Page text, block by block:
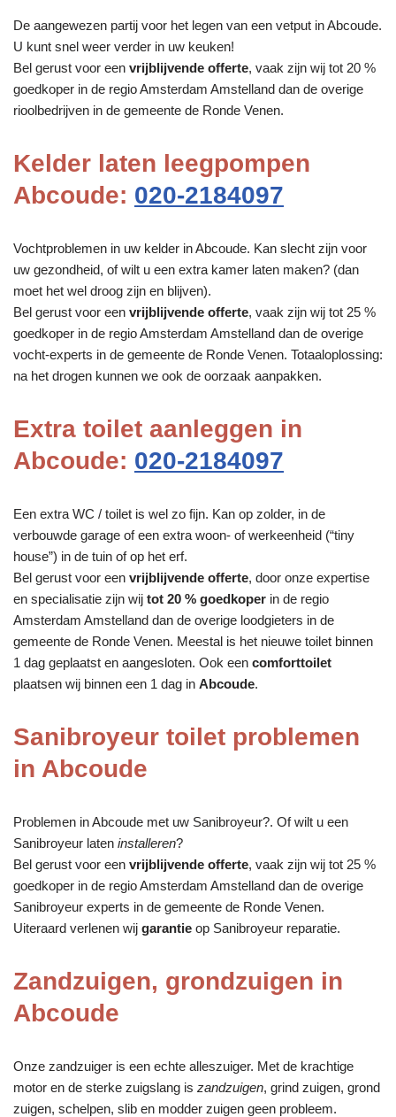
De aangewezen partij voor het legen van een vetput in Abcoude.
U kunt snel weer verder in uw keuken!
Bel gerust voor een vrijblijvende offerte, vaak zijn wij tot 20 %
goedkoper in de regio Amsterdam Amstelland dan de overige
rioolbedrijven in de gemeente de Ronde Venen.
Kelder laten leegpompen
Abcoude: 020-2184097
Vochtproblemen in uw kelder in Abcoude. Kan slecht zijn voor
uw gezondheid, of wilt u een extra kamer laten maken? (dan
moet het wel droog zijn en blijven).
Bel gerust voor een vrijblijvende offerte, vaak zijn wij tot 25 %
goedkoper in de regio Amsterdam Amstelland dan de overige
vocht-experts in de gemeente de Ronde Venen. Totaaloplossing:
na het drogen kunnen we ook de oorzaak aanpakken.
Extra toilet aanleggen in
Abcoude: 020-2184097
Een extra WC / toilet is wel zo fijn. Kan op zolder, in de
verbouwde garage of een extra woon- of werkeenheid (“tiny
house”) in de tuin of op het erf.
Bel gerust voor een vrijblijvende offerte, door onze expertise
en specialisatie zijn wij tot 20 % goedkoper in de regio
Amsterdam Amstelland dan de overige loodgieters in de
gemeente de Ronde Venen. Meestal is het nieuwe toilet binnen
1 dag geplaatst en aangesloten. Ook een comforttoilet
plaatsen wij binnen een 1 dag in Abcoude.
Sanibroyeur toilet problemen
in Abcoude
Problemen in Abcoude met uw Sanibroyeur?. Of wilt u een
Sanibroyeur laten installeren?
Bel gerust voor een vrijblijvende offerte, vaak zijn wij tot 25 %
goedkoper in de regio Amsterdam Amstelland dan de overige
Sanibroyeur experts in de gemeente de Ronde Venen.
Uiteraard verlenen wij garantie op Sanibroyeur reparatie.
Zandzuigen, grondzuigen in
Abcoude
Onze zandzuiger is een echte alleszuiger. Met de krachtige
motor en de sterke zuigslang is zandzuigen, grind zuigen, grond
zuigen, schelpen, slib en modder zuigen geen probleem.